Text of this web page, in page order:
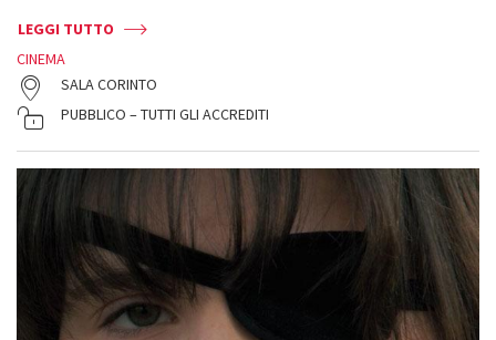
LEGGI TUTTO
CINEMA
SALA CORINTO
PUBBLICO – TUTTI GLI ACCREDITI